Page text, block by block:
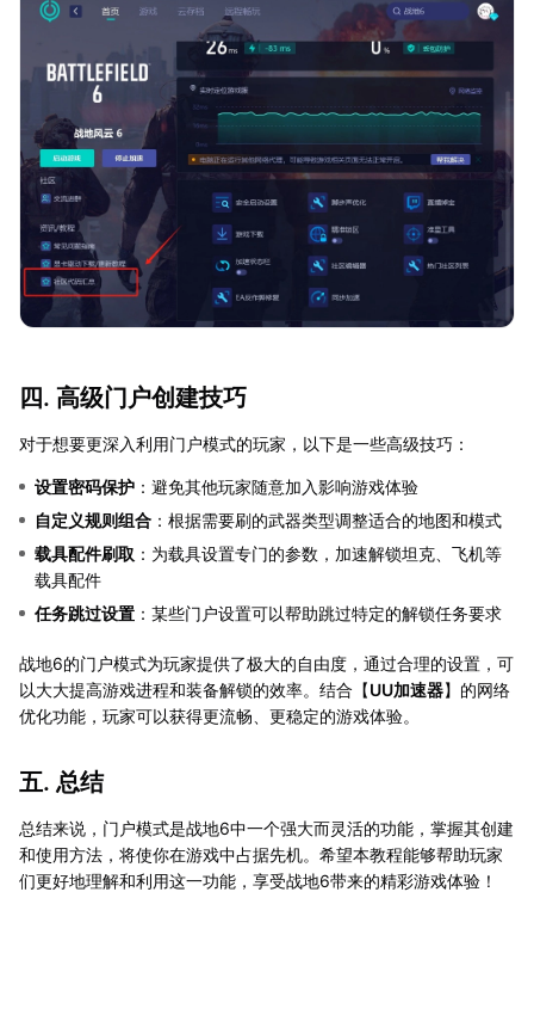
四. 高级门户创建技巧
对于想要更深入利用门户模式的玩家，以下是一些高级技巧：
设置密码保护 ：避免其他玩家随意加入影响游戏体验
自定义规则组合 ：根据需要刷的武器类型调整适合的地图和模式
载具配件刷取 ：为载具设置专门的参数，加速解锁坦克、飞机等
载具配件
任务跳过设置 ：某些门户设置可以帮助跳过特定的解锁任务要求
战地6的门户模式为玩家提供了极大的自由度，通过合理的设置，可
以大大提高游戏进程和装备解锁的效率。结合【UU加速器】的网络
优化功能，玩家可以获得更流畅、更稳定的游戏体验。
五. 总结
总结来说，门户模式是战地6中一个强大而灵活的功能，掌握其创建
和使用方法，将使你在游戏中占据先机。希望本教程能够帮助玩家
们更好地理解和利用这一功能，享受战地6带来的精彩游戏体验！